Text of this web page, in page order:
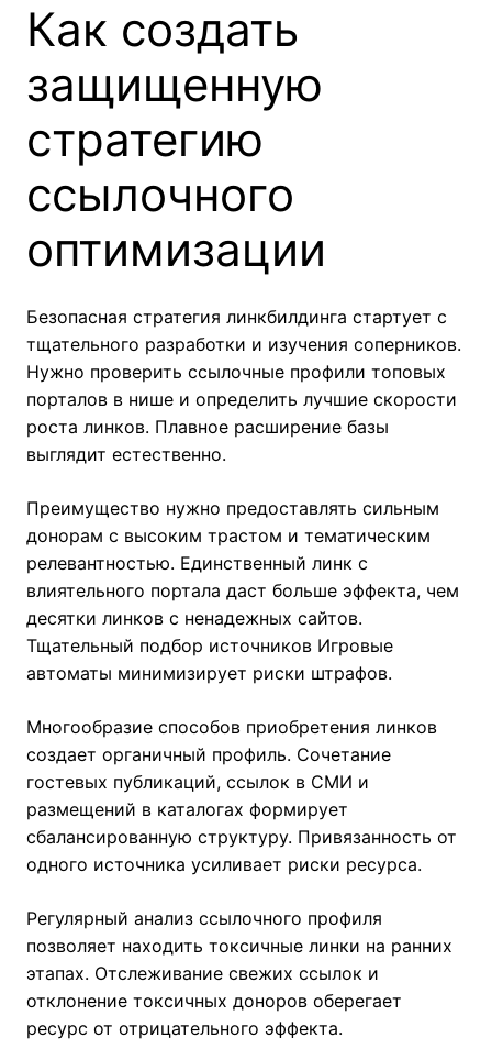
Как создать
защищенную
стратегию
ссылочного
оптимизации
Безопасная стратегия линкбилдинга стартует с
тщательного разработки и изучения соперников.
Нужно проверить ссылочные профили топовых
порталов в нише и определить лучшие скорости
роста линков. Плавное расширение базы
выглядит естественно.
Преимущество нужно предоставлять сильным
донорам с высоким трастом и тематическим
релевантностью. Единственный линк с
влиятельного портала даст больше эффекта, чем
десятки линков с ненадежных сайтов.
Тщательный подбор источников Игровые
автоматы минимизирует риски штрафов.
Многообразие способов приобретения линков
создает органичный профиль. Сочетание
гостевых публикаций, ссылок в СМИ и
размещений в каталогах формирует
сбалансированную структуру. Привязанность от
одного источника усиливает риски ресурса.
Регулярный анализ ссылочного профиля
позволяет находить токсичные линки на ранних
этапах. Отслеживание свежих ссылок и
отклонение токсичных доноров оберегает
ресурс от отрицательного эффекта.